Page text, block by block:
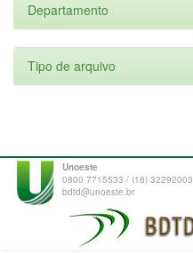
Departamento
Tipo de arquivo
Unoeste
0800 7715533 / (18) 32292003
bdtd@unoeste.br